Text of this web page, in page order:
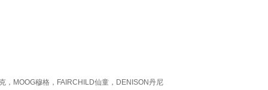
，MOOG穆格，FAIRCHILD仙童，DENISON丹尼